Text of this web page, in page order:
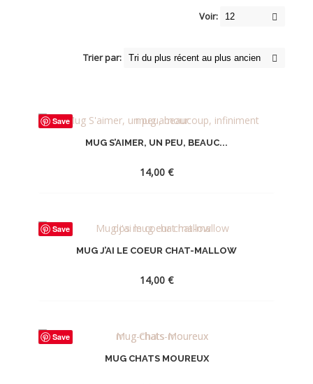
Voir:
Trier par:
Save
MUG S’AIMER, UN PEU, BEAUC...
14,00 €
LA
Save
MUG J’AI LE COEUR CHAT-MALLOW
14,00 €
LA
Save
MUG CHATS MOUREUX